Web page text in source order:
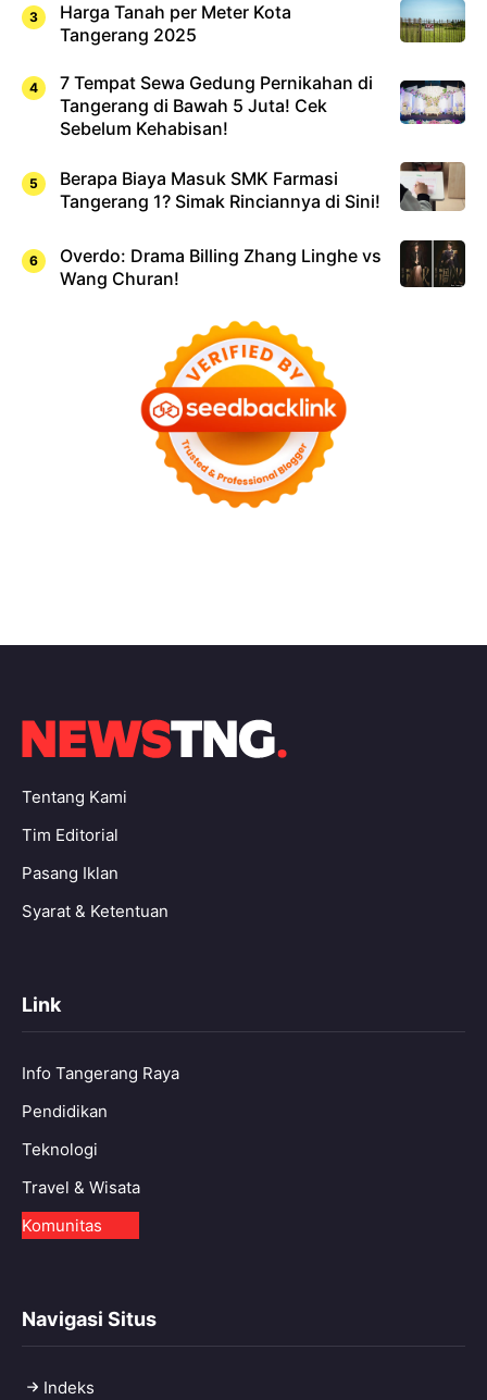
Harga Tanah per Meter Kota
Tangerang 2025
7 Tempat Sewa Gedung Pernikahan di
Tangerang di Bawah 5 Juta! Cek
Sebelum Kehabisan!
Berapa Biaya Masuk SMK Farmasi
Tangerang 1? Simak Rinciannya di Sini!
Overdo: Drama Billing Zhang Linghe vs
Wang Churan!
Tentang Kami
Tim Editorial
Pasang Iklan
Syarat & Ketentuan
Link
Info Tangerang Raya
Pendidikan
Teknologi
Travel & Wisata
Komunitas
Navigasi Situs
Indeks